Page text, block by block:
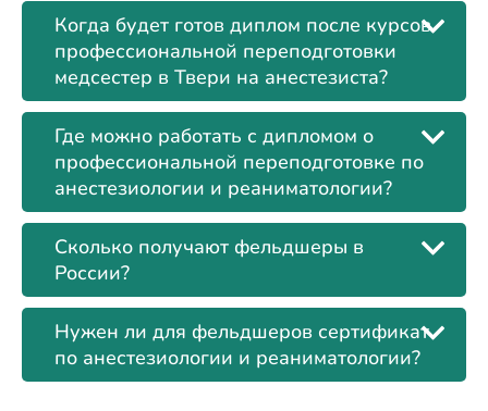
Когда будет готов диплом после курсов
профессиональной переподготовки
медсестер в Твери на анестезиста?
Где можно работать с дипломом о
профессиональной переподготовке по
анестезиологии и реаниматологии?
Сколько получают фельдшеры в
России?
Нужен ли для фельдшеров сертификат
по анестезиологии и реаниматологии?